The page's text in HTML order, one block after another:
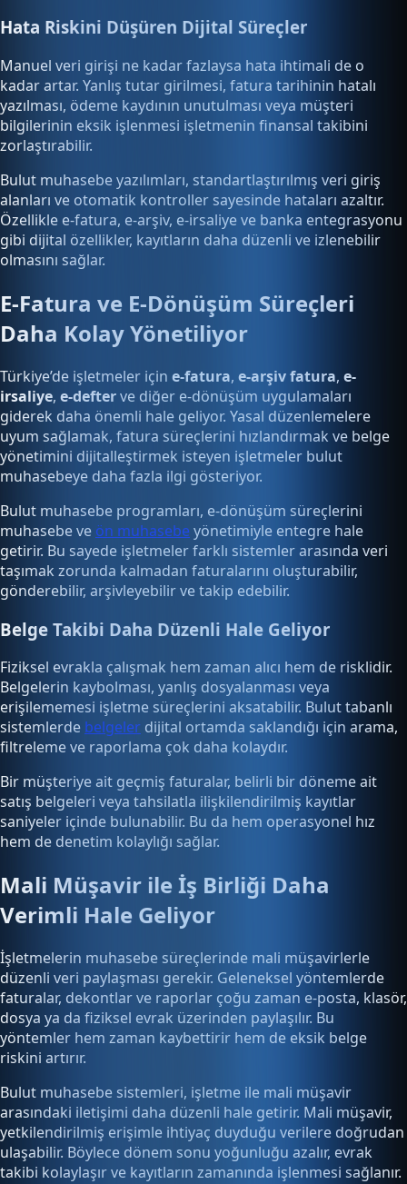
Hata Riskini Düşüren Dijital Süreçler
Manuel veri girişi ne kadar fazlaysa hata ihtimali de o
kadar artar. Yanlış tutar girilmesi, fatura tarihinin hatalı
yazılması, ödeme kaydının unutulması veya müşteri
bilgilerinin eksik işlenmesi işletmenin finansal takibini
zorlaştırabilir.
Bulut muhasebe yazılımları, standartlaştırılmış veri giriş
alanları ve otomatik kontroller sayesinde hataları azaltır.
Özellikle e-fatura, e-arşiv, e-irsaliye ve banka entegrasyonu
gibi dijital özellikler, kayıtların daha düzenli ve izlenebilir
olmasını sağlar.
E-Fatura ve E-Dönüşüm Süreçleri
Daha Kolay Yönetiliyor
Türkiye’de işletmeler için e-fatura, e-arşiv fatura, e-
irsaliye, e-defterve diğer e-dönüşüm uygulamaları
giderek daha önemli hale geliyor. Yasal düzenlemelere
uyum sağlamak, fatura süreçlerini hızlandırmak ve belge
yönetimini dijitalleştirmek isteyen işletmeler bulut
muhasebeye daha fazla ilgi gösteriyor.
Bulut muhasebe programları, e-dönüşüm süreçlerini
muhasebe ve ön muhasebe yönetimiyle entegre hale
getirir. Bu sayede işletmeler farklı sistemler arasında veri
taşımak zorunda kalmadan faturalarını oluşturabilir,
gönderebilir, arşivleyebilir ve takip edebilir.
Belge Takibi Daha Düzenli Hale Geliyor
Fiziksel evrakla çalışmak hem zaman alıcı hem de risklidir.
Belgelerin kaybolması, yanlış dosyalanması veya
erişilememesi işletme süreçlerini aksatabilir. Bulut tabanlı
sistemlerde belgeler dijital ortamda saklandığı için arama,
filtreleme ve raporlama çok daha kolaydır.
Bir müşteriye ait geçmiş faturalar, belirli bir döneme ait
satış belgeleri veya tahsilatla ilişkilendirilmiş kayıtlar
saniyeler içinde bulunabilir. Bu da hem operasyonel hız
hem de denetim kolaylığı sağlar.
Mali Müşavir ile İş Birliği Daha
Verimli Hale Geliyor
İşletmelerin muhasebe süreçlerinde mali müşavirlerle
düzenli veri paylaşması gerekir. Geleneksel yöntemlerde
faturalar, dekontlar ve raporlar çoğu zaman e-posta, klasör,
dosya ya da fiziksel evrak üzerinden paylaşılır. Bu
yöntemler hem zaman kaybettirir hem de eksik belge
riskini artırır.
Bulut muhasebe sistemleri, işletme ile mali müşavir
arasındaki iletişimi daha düzenli hale getirir. Mali müşavir,
yetkilendirilmiş erişimle ihtiyaç duyduğu verilere doğrudan
ulaşabilir. Böylece dönem sonu yoğunluğu azalır, evrak
takibi kolaylaşır ve kayıtların zamanında işlenmesi sağlanır.